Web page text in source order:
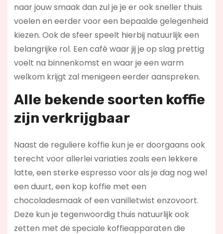
naar jouw smaak dan zul je je er ook sneller thuis
voelen en eerder voor een bepaalde gelegenheid
kiezen. Ook de sfeer speelt hierbij natuurlijk een
belangrijke rol. Een café waar jij je op slag prettig
voelt na binnenkomst en waar je een warm
welkom krijgt zal menigeen eerder aanspreken.
Alle bekende soorten koffie
zijn verkrijgbaar
Naast de reguliere koffie kun je er doorgaans ook
terecht voor allerlei variaties zoals een lekkere
latte, een sterke espresso voor als je dag nog wel
een duurt, een kop koffie met een
chocoladesmaak of een vanilletwist enzovoort.
Deze kun je tegenwoordig thuis natuurlijk ook
zetten met de speciale koffieapparaten die